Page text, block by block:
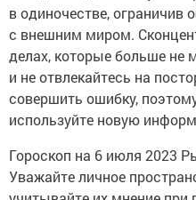
в одиночестве, ограничив
с внешним миром.
делах, которые больше не
и не отвлекайтесь на
совершить ошибку,
используйте новую
Гороскоп на 6 июля 2023
Уважайте личное